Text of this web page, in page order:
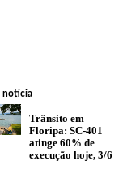
notícia
Trânsito em
Floripa: SC-401
atinge 60% de
execução hoje, 3/6